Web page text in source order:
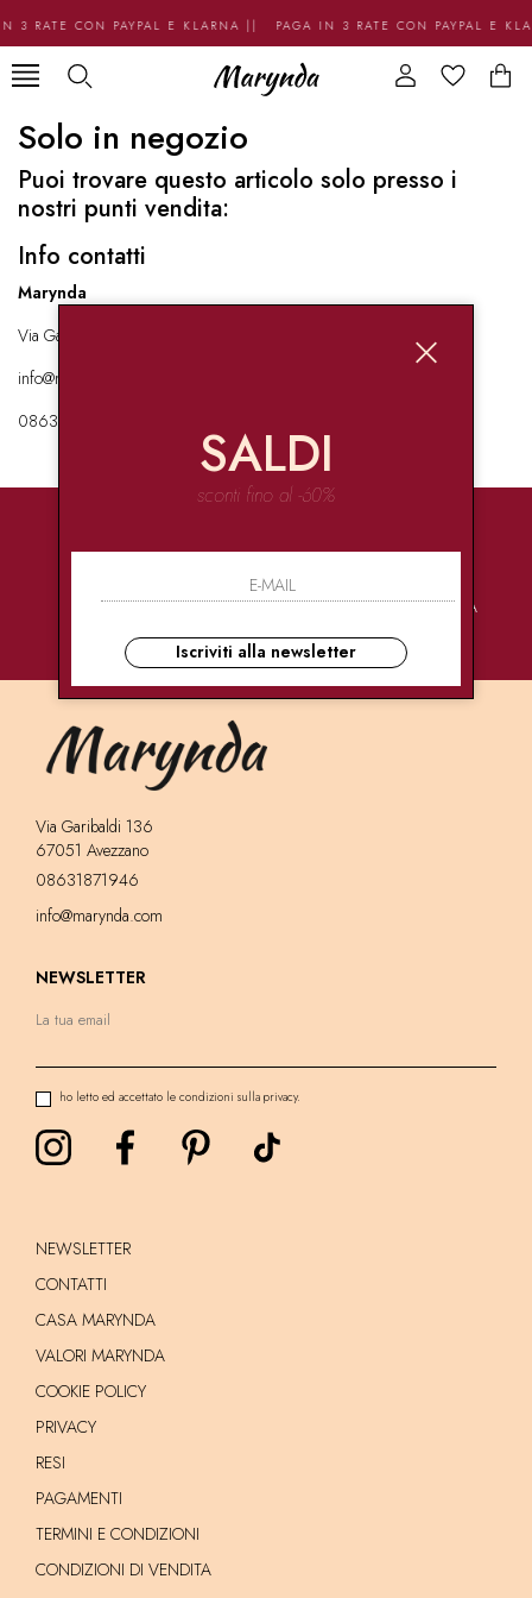
3 RATE CON PAYPAL E KLARNA || PAGA IN 3 RATE CON PAYPAL E
Solo in negozio
Puoi trovare questo articolo solo presso i
nostri punti vendita:
Info contatti
Marynda
Via Garibaldi 136 67051 Avezzano
info@marynda.com
08631871946
PAGAMENTI
CONSEGNE
ULTRA RAPIDE
ASSISTENZA
Via Garibaldi 136
67051 Avezzano
08631871946
info@marynda.com
NEWSLETTER
ho letto ed accettato le condizioni sulla privacy.
NEWSLETTER
CONTATTI
CASA MARYNDA
VALORI MARYNDA
COOKIE POLICY
PRIVACY
RESI
PAGAMENTI
TERMINI E CONDIZIONI
CONDIZIONI DI VENDITA
SALDI
sconti fino al -60%
Iscriviti alla newsletter